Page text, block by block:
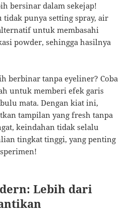
bersinar dalam sekejap!
punya setting spray, air
untuk membasahi
powder, sehingga hasilnya
berbinar tanpa eyeliner? Coba
untuk memberi efek garis
mata. Dengan kiat ini,
tampilan yang fresh tanpa
keindahan tidak selalu
tingkat tinggi, yang penting
Lebih dari